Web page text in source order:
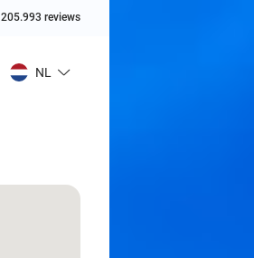
205.993 reviews
NL